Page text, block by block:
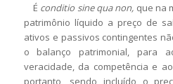
É conditio sine qua non, que na
patrimônio líquido a preço de
ativos e passivos contingentes
o balanço patrimonial, para
veracidade, da competência e
portanto, sendo incluído o